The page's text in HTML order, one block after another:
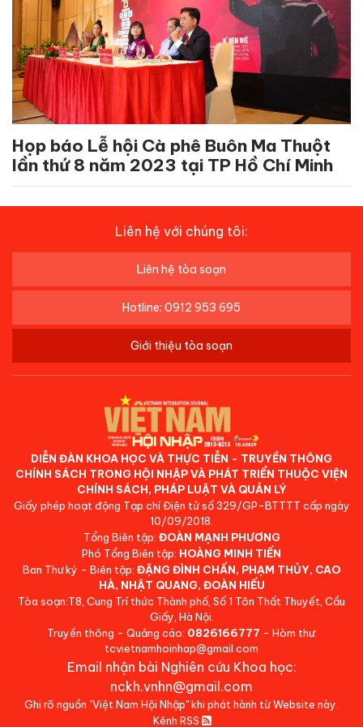
Họp báo Lễ hội Cà phê Buôn Ma Thuột
lần thứ 8 năm 2023 tại TP Hồ Chí Minh
Liên hệ với chúng tôi:
Liên hệ tòa soạn
Hotline: 0912 953 695
Giới thiệu tòa soạn
DIỄN ĐÀN KHOA HỌC VÀ THỰC TIỄN - TRUYỀN THÔNG
CHÍNH SÁCH TRONG HỘI NHẬP VÀ PHÁT TRIỂN THUỘC VIỆN
CHÍNH SÁCH, PHÁP LUẬT VÀ QUẢN LÝ
Giấy phép hoạt động Tạp chí Điện tử số 329/GP-BTTTT cấp ngày
10/09/2018.
Tổng Biên tập: ĐOÀN MẠNH PHƯƠNG
Phó Tổng Biên tập: HOÀNG MINH TIẾN
Ban Thư ký - Biên tập: ĐẶNG ĐÌNH CHẤN, PHẠM THỦY, CAO
HÀ, NHẬT QUANG, ĐOÀN HIẾU
Tòa soạn:T8, Cung Trí thức Thành phố, Số 1 Tôn Thất Thuyết, Cầu
Giấy, Hà Nội.
Truyền thông - Quảng cáo: 0826166777 - Hòm thư:
tcvietnamhoinhap@gmail.com
Email nhận bài Nghiên cứu Khoa học:
nckh.vnhn@gmail.com
Ghi rõ nguồn "Việt Nam Hội Nhập" khi phát hành từ Website này.
Kênh RSS